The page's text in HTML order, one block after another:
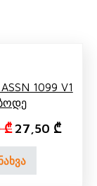
₾.
27,50 ₾.
1099 V1
₾ Original price
27,50 ₾